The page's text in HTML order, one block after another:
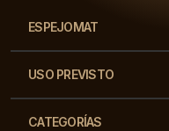
ESPEJOMAT
USO PREVISTO
CATEGORÍAS